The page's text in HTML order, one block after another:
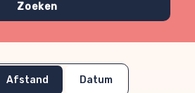
Zoeken
Afstand Datum